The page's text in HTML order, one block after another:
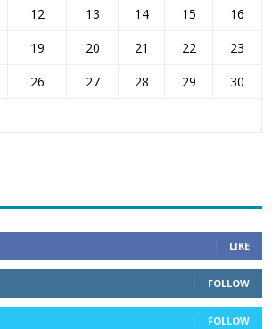
12 13 14 15
16
19 20 21 22
23
26 27 28 29
30
LIKE
FOLLOW
FOLLOW